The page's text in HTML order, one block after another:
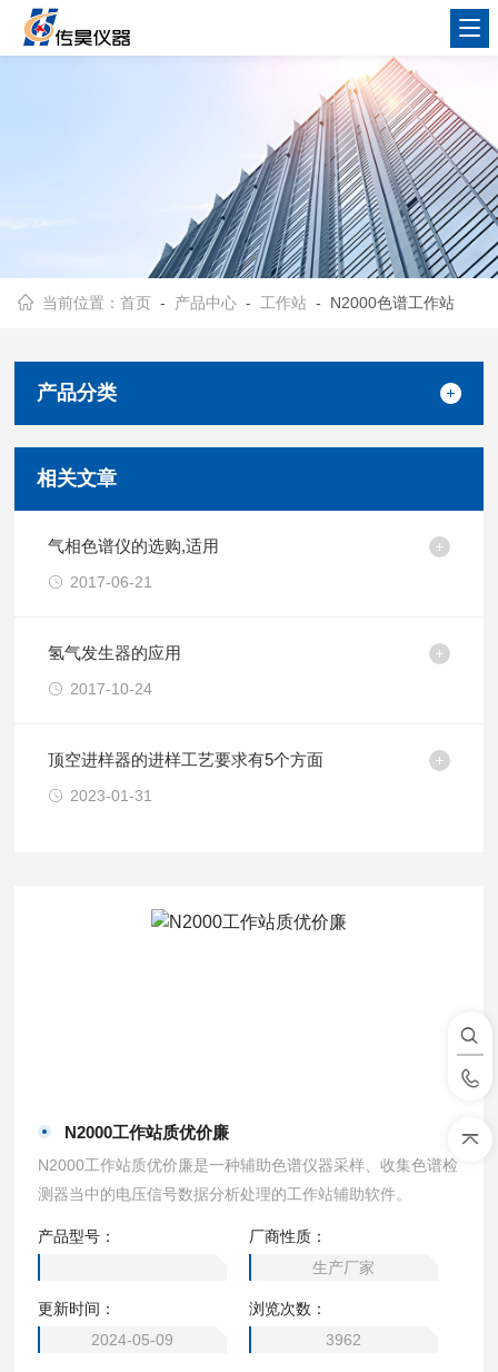
当前位置：首页 - 产品中心 - 工作站 - N2000色谱工作站
产品分类
相关文章
气相色谱仪的选购,适用
2017-06-21
氢气发生器的应用
2017-10-24
顶空进样器的进样工艺要求有5个方面
2023-01-31
N2000工作站质优价廉
N2000工作站质优价廉是一种辅助色谱仪器采样、收集色谱检
测器当中的电压信号数据分析处理的工作站辅助软件。
产品型号：
厂商性质：
生产厂家
更新时间：
2024-05-09
浏览次数：
3962